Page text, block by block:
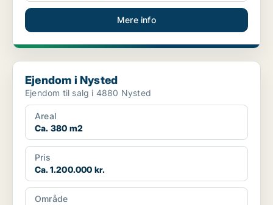
Mere info
Ejendom i Nysted
Ejendom i Nysted
Ejendom til salg i 4880 Nysted
Areal
Ca. 380 m2
Pris
Ca. 1.200.000 kr.
Område